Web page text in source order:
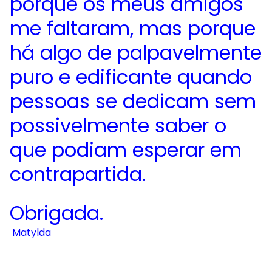
me faltaram, mas porque
há algo de palpavelmente
puro e edificante quando
pessoas se dedicam sem
possivelmente saber o
que podiam esperar em
contrapartida.
Obrigada.
Matylda